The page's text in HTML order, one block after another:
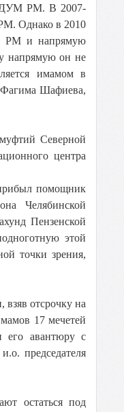
РДУМ РМ. В 2007-
Однако в 2010
РМ и напрямую
напрямую он не
имамом в
Фагима Шафиева,
Северной
центра
помощник
Челябинской
Пензенской
этой
точки зрения,
отсрочку на
17 мечетей
его авантюру с
председателя
остаться под